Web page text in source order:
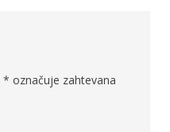
* označuje zahtevana